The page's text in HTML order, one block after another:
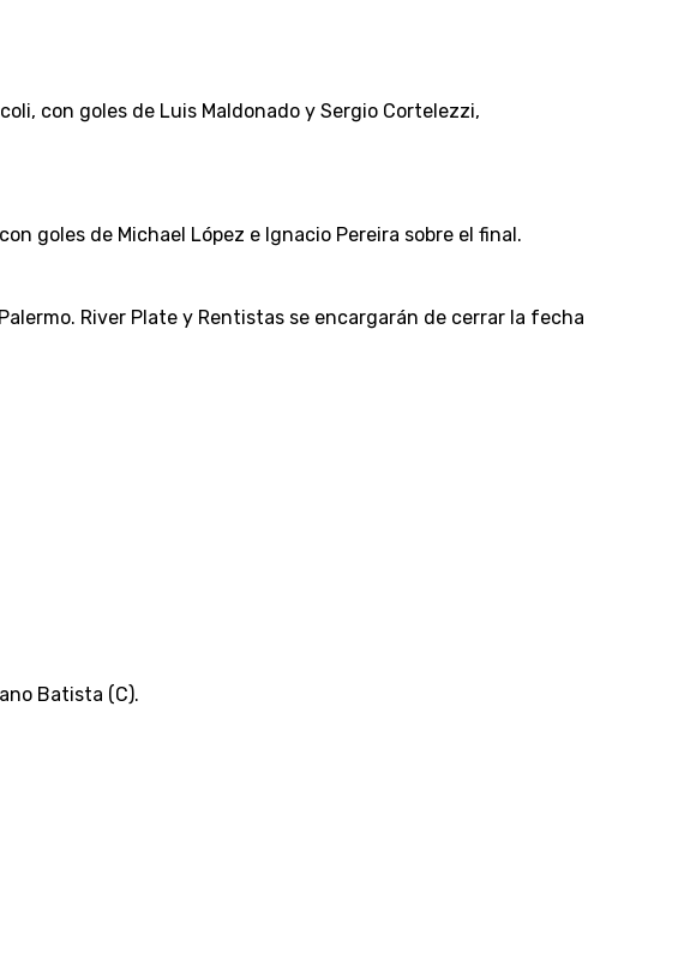
con goles de Luis Maldonado y Sergio Cortelezzi,
goles de Michael López e Ignacio Pereira sobre el final.
River Plate y Rentistas se encargarán de cerrar la fecha
Batista (C).